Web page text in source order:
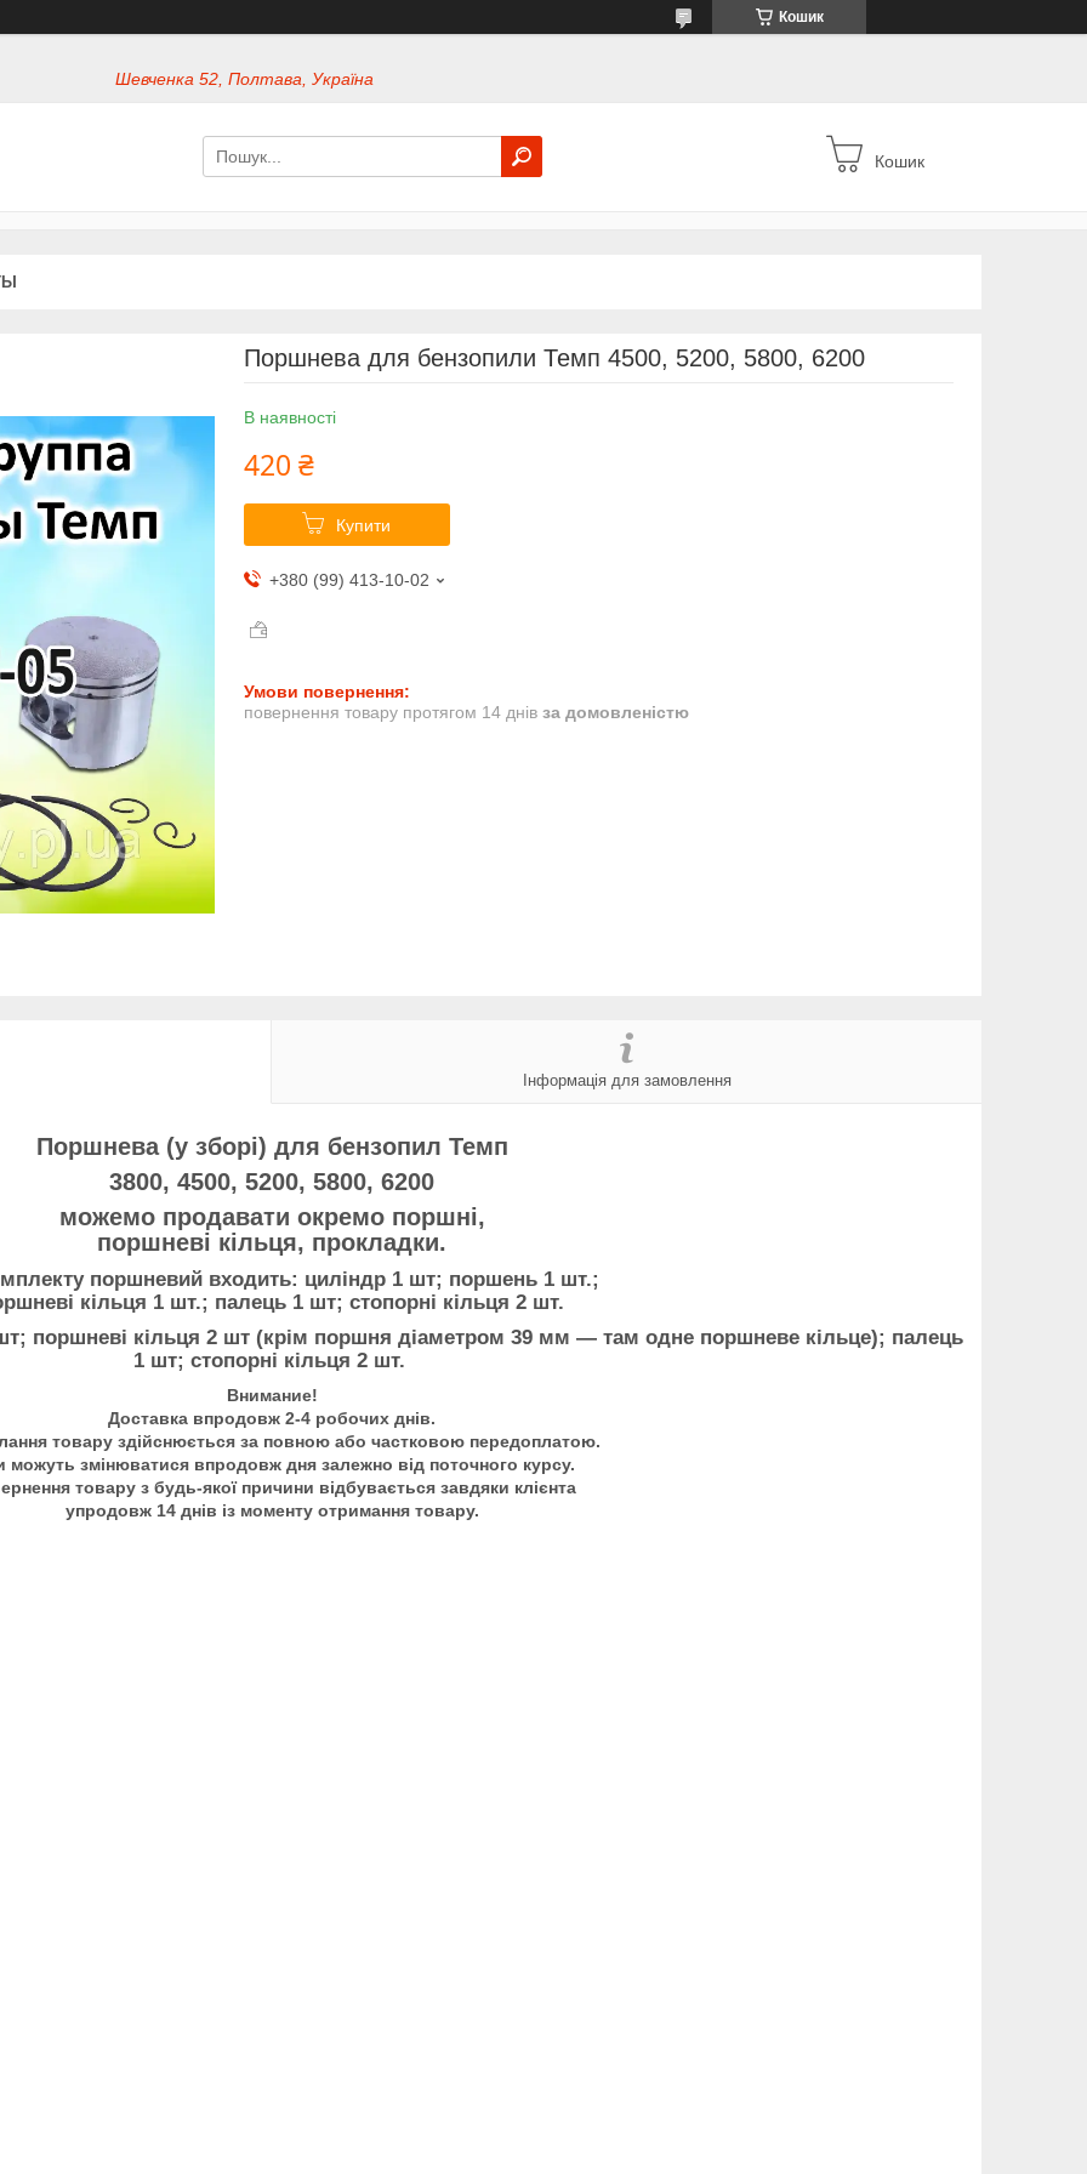
Кошик
Шевченка 52, Полтава, Україна
Кошик
Поршнева для бензопили Темп 4500, 5200, 5800, 6200
В наявності
420 ₴
Купити
+380 (99) 413-10-02
повернення товару протягом 14 днів за домовленістю
Інформація для замовлення
Поршнева (у зборі) для бензопил Темп
3800, 4500, 5200, 5800, 6200
можемо продавати окремо поршні,
поршневі кільця, прокладки.
поршневий входить: циліндр 1 шт; поршень 1 шт.;
кільця 1 шт.; палець 1 шт; стопорні кільця 2 шт.
поршневі кільця 2 шт (крім поршня діаметром 39 мм — там одне поршневе кільце); палець
1 шт; стопорні кільця 2 шт.
Внимание!
Доставка впродовж 2-4 робочих днів.
товару здійснюється за повною або частковою передоплатою.
можуть змінюватися впродовж дня залежно від поточного курсу.
товару з будь-якої причини відбувається завдяки клієнта
упродовж 14 днів із моменту отримання товару.